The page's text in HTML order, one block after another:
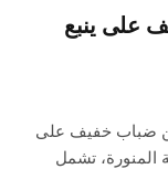
على ينبع
من ضباب خفيف على
المنورة، تشمل